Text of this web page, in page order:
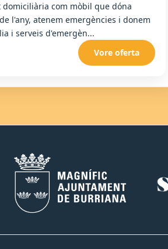
com mòbil que dóna
l'any, atenem emergències i donem
i serveis d'emergèn...
Vore oferta